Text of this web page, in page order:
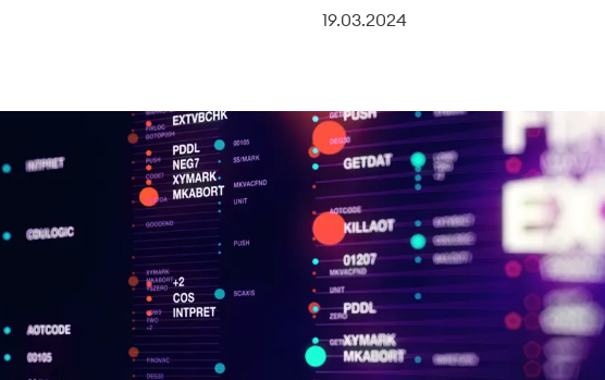
19.03.2024